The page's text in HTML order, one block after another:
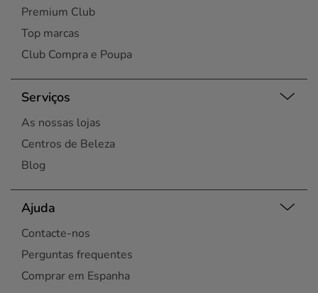
Premium Club
Top marcas
Club Compra e Poupa
Serviços
As nossas lojas
Centros de Beleza
Blog
Ajuda
Contacte-nos
Perguntas frequentes
Comprar em Espanha